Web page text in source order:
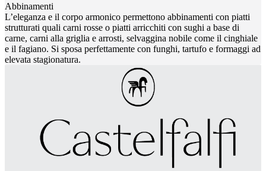
Abbinamenti
L’eleganza e il corpo armonico permettono abbinamenti con piatti
strutturati quali carni rosse o piatti arricchiti con sughi a base di
carne, carni alla griglia e arrosti, selvaggina nobile come il cinghiale
e il fagiano. Si sposa perfettamente con funghi, tartufo e formaggi ad
elevata stagionatura.